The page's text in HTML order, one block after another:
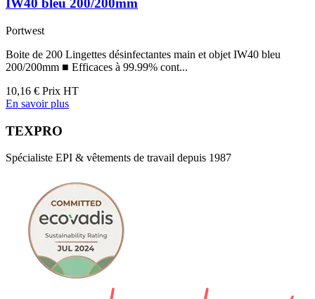
IW40 bleu 200/200mm
Portwest
Boite de 200 Lingettes désinfectantes main et objet IW40 bleu
200/200mm ■ Efficaces à 99.99% cont...
10,16 € Prix HT
En savoir plus
TEXPRO
Spécialiste EPI & vêtements de travail depuis 1987